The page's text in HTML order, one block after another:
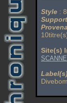
Style :
Support
Site(s)